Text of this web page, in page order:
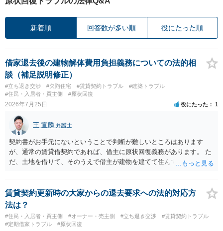
新着順 回答数が多い順 役にたった順
借家退去後の建物解体費用負担義務についての法的相
談（補足説明修正）
#立ち退き交渉 #欠陥住宅 #賃貸契約トラブル
#建築トラブル
#住民・入居者・買主側
#原状回復
2026年7月25日 役にたった 1
王 宣麟 弁護士
契約書がお手元にないということで判断が難しいところはあります
が、通常の賃貸借契約であれば、借主に原状回復義務があります。 た
だ、土地を借りて、そのうえで借主が建物を建てて住んでいたケース
であれば、建物を収去して土地を明渡す義務は原則生じないはずで
す。 その後、建物を平屋に立て替えた場合であっても、貸主の承諾を
得ているのであれば、単純に費用を捻出した側に平屋の所有権が帰属
する、という話になるわけでもないように思います。 そのため、現
状、解体費用を負担することが明確な案件ではないため、まずは相手
賃貸契約更新時の大家からの退去要求への法的対応方
法は？
#住民・入居者・買主側 #オーナー・売主側 #立ち退き交渉
#賃貸契約トラブル
#定期借家トラブル
#原状回復